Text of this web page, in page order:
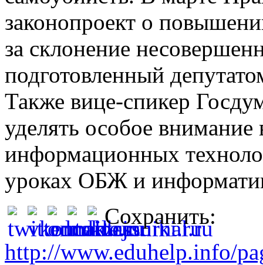
законопроект о
за склонение
подготовленный
Также вице-спикер
уделять особое внимание
информационных
уроках ОБЖ и
Сохранить:
http://www.eduhelp.info/